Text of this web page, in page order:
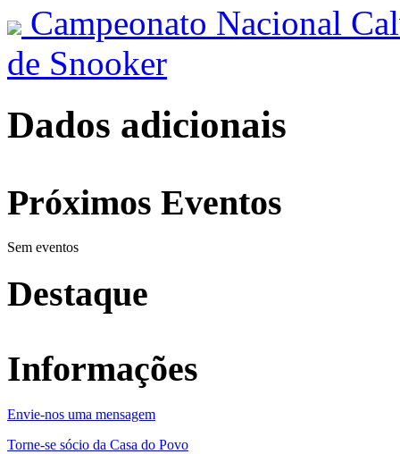
Campeonato Nacional
de Snooker
Dados adicionais
Próximos Eventos
Sem eventos
Destaque
Informações
Envie-nos uma mensagem
Torne-se sócio da Casa do Povo